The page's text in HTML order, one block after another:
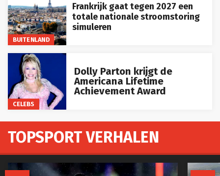
BUITENLAND
Frankrijk gaat tegen 2027 een
totale nationale stroomstoring
simuleren
CELEBS
Dolly Parton krijgt de
Americana Lifetime
Achievement Award
TOPSPORT VERHALEN